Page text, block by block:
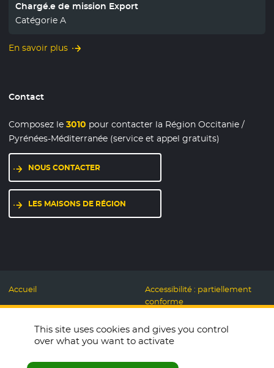
Chargé.e de mission Export
Catégorie A
En savoir plus
Contact
Composez le3010 pour contacter la Région Occitanie /
Pyrénées-Méditerranée (service et appel gratuits)
NOUS CONTACTER
LES MAISONS DE RÉGION
Accueil
Mentions légales
Données personnelles et
Cookies
Espace presse
Accessibilité : partiellement
conforme
Responsable
This site uses cookies and gives you control
over what you want to activate